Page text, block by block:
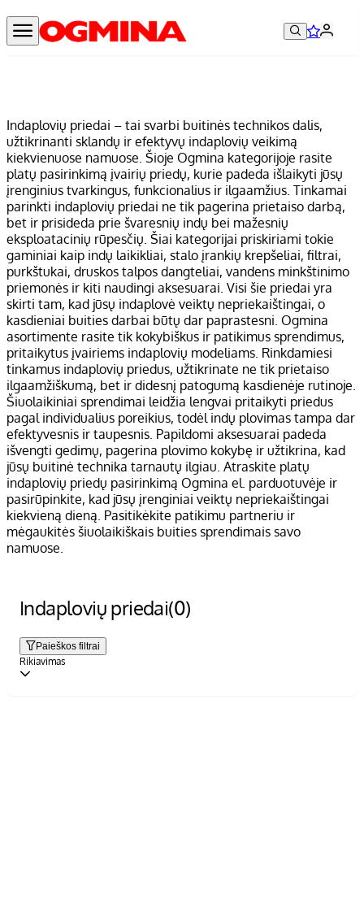
Indaplovių priedai – tai svarbi buitinės technikos dalis,
užtikrinanti sklandų ir efektyvų indaplovių veikimą
kiekvienuose namuose. Šioje Ogmina kategorijoje rasite
platų pasirinkimą įvairių priedų, kurie padeda išlaikyti jūsų
įrenginius tvarkingus, funkcionalius ir ilgaamžius. Tinkamai
parinkti indaplovių priedai ne tik pagerina prietaiso darbą,
bet ir prisideda prie švaresnių indų bei mažesnių
eksploatacinių rūpesčių. Šiai kategorijai priskiriami tokie
gaminiai kaip indų laikikliai, stalo įrankių krepšeliai, filtrai,
purkštukai, druskos talpos dangteliai, vandens minkštinimo
priemonės ir kiti naudingi aksesuarai. Visi šie priedai yra
skirti tam, kad jūsų indaplovė veiktų nepriekaištingai, o
kasdieniai buities darbai būtų dar paprastesni. Ogmina
asortimente rasite tik kokybiškus ir patikimus sprendimus,
pritaikytus įvairiems indaplovių modeliams. Rinkdamiesi
tinkamus indaplovių priedus, užtikrinate ne tik prietaiso
ilgaamžiškumą, bet ir didesnį patogumą kasdienėje rutinoje.
Šiuolaikiniai sprendimai leidžia lengvai pritaikyti priedus
pagal individualius poreikius, todėl indų plovimas tampa dar
efektyvesnis ir taupesnis. Papildomi aksesuarai padeda
išvengti gedimų, pagerina plovimo kokybę ir užtikrina, kad
jūsų buitinė technika tarnautų ilgiau. Atraskite platų
indaplovių priedų pasirinkimą Ogmina el. parduotuvėje ir
pasirūpinkite, kad jūsų įrenginiai veiktų nepriekaištingai
kiekvieną dieną. Pasitikėkite patikimu partneriu ir
mėgaukitės šiuolaikiškais buities sprendimais savo
namuose.
Indaplovių priedai(0)
Paieškos filtrai
Rikiavimas